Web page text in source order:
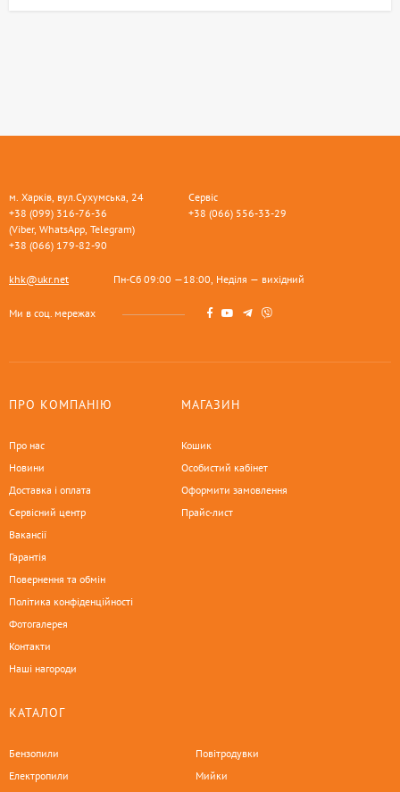
м. Харків, вул.Сухумська, 24
+38 (099) 316-76-36
(Viber, WhatsApp, Telegram)
+38 (066) 179-82-90
Сервіс
+38 (066) 556-33-29
khk@ukr.net Пн-Сб 09:00 —18:00, Неділя — вихідний
Ми в соц. мережах
ПРО КОМПАНІЮ
Про нас
Новини
Доставка і оплата
Сервісний центр
Вакансії
Гарантія
Повернення та обмін
Політика конфіденційності
Фотогалерея
Контакти
Наші нагороди
МАГАЗИН
Кошик
Особистий кабінет
Оформити замовлення
Прайс-лист
КАТАЛОГ
Бензопили
Електропили
Повітродувки
Мийки